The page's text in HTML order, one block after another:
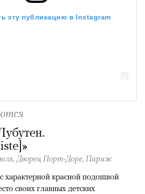
эту публикацию в Instagram
Дворец Порт-Доре, Париж
характерной красной подошвой
своих главных детских